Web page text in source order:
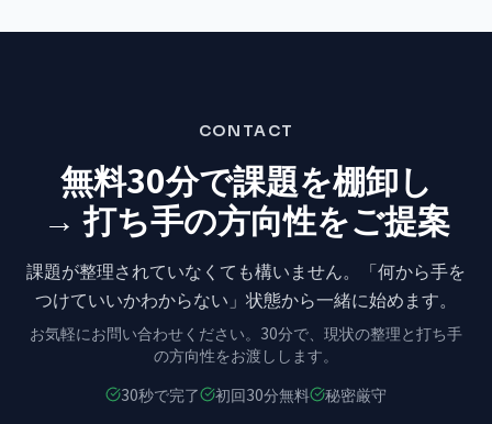
CONTACT
無料30分で課題を棚卸し
→ 打ち手の方向性をご提案
課題が整理されていなくても構いません。
「何から手を
つけていいかわからない」状態から一緒に始めます。
お気軽にお問い合わせください。 30分で、現状の整理と打ち手
の方向性をお渡しします。
30秒で完了
初回30分無料 秘密厳守